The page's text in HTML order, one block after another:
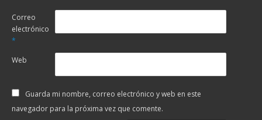
Correo
electrónico
*
Web
Guarda mi nombre, correo electrónico y web en este
navegador para la próxima vez que comente.